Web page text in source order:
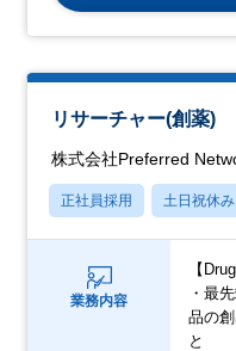
リサーチャー(創薬)
株式会社Preferred
正社員採用 土日祝休み
業務内容
【
・最
品の
と